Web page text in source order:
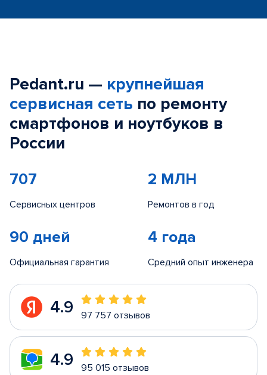
Pedant.ru — крупнейшая
сервисная сеть по ремонту
смартфонов и ноутбуков в
России
707
Сервисных центров
2 МЛН
Ремонтов в год
90 дней
Официальная гарантия
4 года
Средний опыт инженера
4.9 97 757 отзывов
4.9 95 015 отзывов